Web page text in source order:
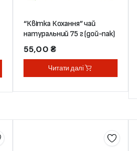
“Квітка Кохання” чай
натуральний 75 г (дой-пак)
55,00 ₴
Читати далі